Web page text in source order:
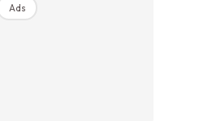
Ads